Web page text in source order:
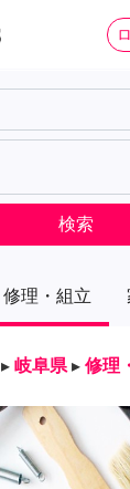
修理・組立
検索
▸ 岐阜県 ▸ 修理